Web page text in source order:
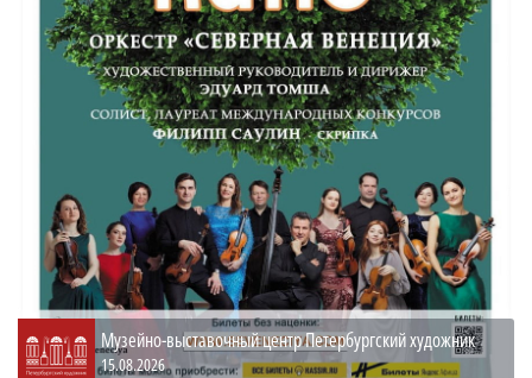
Музейно-выставочный центр Петербургский художник
15.08.2026